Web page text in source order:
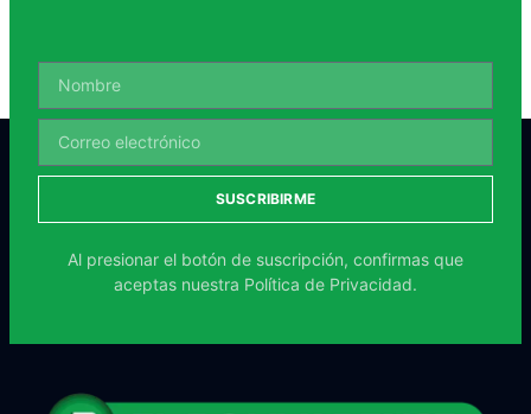
SUSCRIBIRME
Al presionar el botón de suscripción, confirmas que
aceptas nuestra Política de Privacidad.